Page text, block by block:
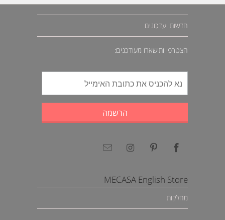
חדשות ועדכונים
הצטרפו ותישארו מעודכנים:
MECASA English Store
מחלקות